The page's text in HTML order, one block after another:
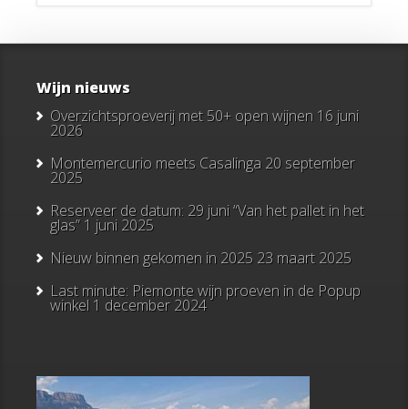
Wijn nieuws
Overzichtsproeverij met 50+ open wijnen 16 juni
2026
Montemercurio meets Casalinga 20 september
2025
Reserveer de datum: 29 juni “Van het pallet in het
glas” 1 juni 2025
Nieuw binnen gekomen in 2025 23 maart 2025
Last minute: Piemonte wijn proeven in de Popup
winkel 1 december 2024